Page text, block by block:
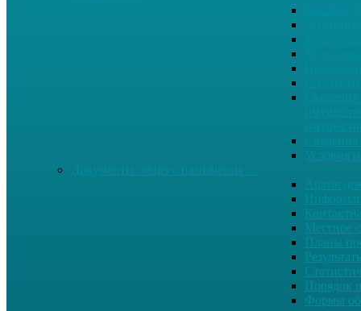
Архив
Местное
Планы
Порядок
Формы